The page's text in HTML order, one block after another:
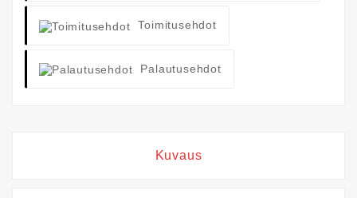
Toimitusehdot
Palautusehdot
Kuvaus